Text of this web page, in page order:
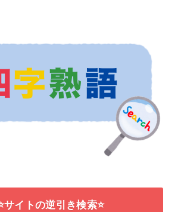
サイトの逆引き検索⭐